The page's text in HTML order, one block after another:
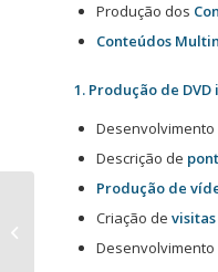
Produção dos
Conteúdos
1. Produção de
Desenvolvimento
Descrição de
Produção de
Criação de
Desenvolvimento
Software open source
lugar na InfoPortugal